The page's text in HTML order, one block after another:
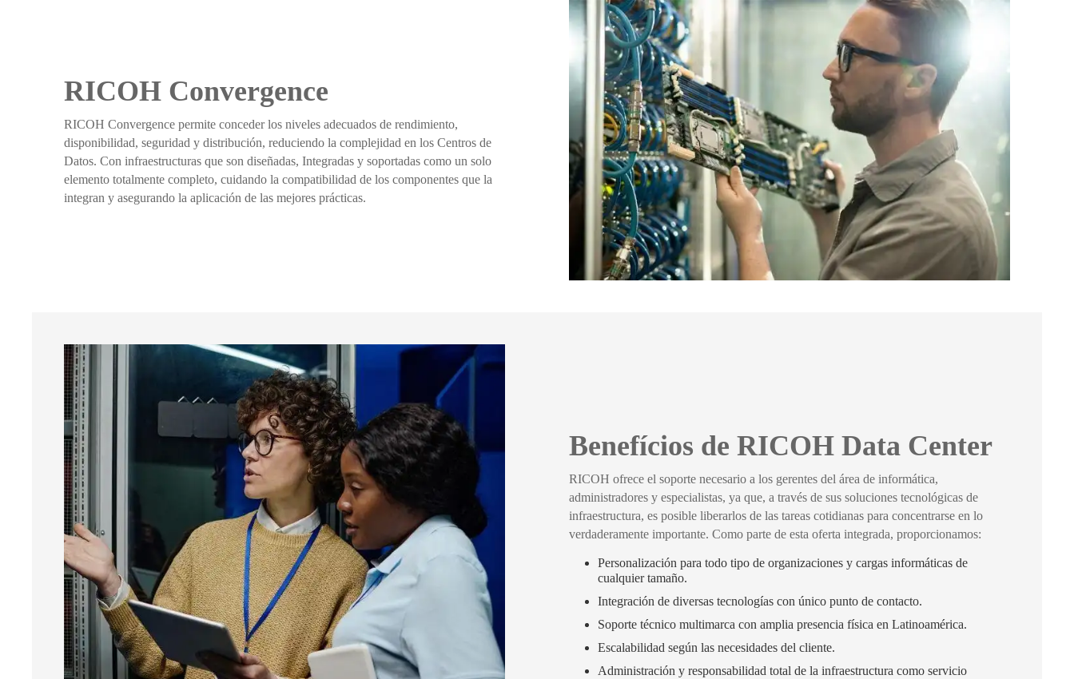
RICOH Convergence
RICOH Convergence permite conceder los niveles adecuados de rendimiento,
disponibilidad, seguridad y distribución, reduciendo la complejidad en los Centros de
Datos. Con infraestructuras que son diseñadas, Integradas y soportadas como un solo
elemento totalmente completo, cuidando la compatibilidad de los componentes que la
integran y asegurando la aplicación de las mejores prácticas.
Benefícios de RICOH Data Center
RICOH ofrece el soporte necesario a los gerentes del área de informática,
administradores y especialistas, ya que, a través de sus soluciones tecnológicas de
infraestructura, es posible liberarlos de las tareas cotidianas para concentrarse en lo
verdaderamente importante. Como parte de esta oferta integrada, proporcionamos:
Personalización para todo tipo de organizaciones y cargas informáticas de
cualquier tamaño.
Integración de diversas tecnologías con único punto de contacto.
Soporte técnico multimarca con amplia presencia física en Latinoamérica.
Escalabilidad según las necesidades del cliente.
Administración y responsabilidad total de la infraestructura como servicio